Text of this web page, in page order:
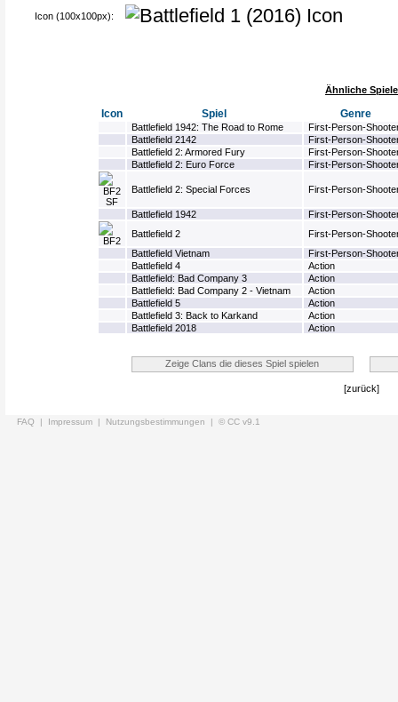
Icon (100x100px):
Ähnliche Spiele
Icon Spiel Genre
Battlefield 1942: The Road to Rome
First-Person-
Battlefield 2142
First-Person-
Battlefield 2: Armored Fury
First-Person-
Battlefield 2: Euro Force
First-Person-
Battlefield 2: Special Forces First-Person-
Battlefield 1942
First-Person-
Battlefield 2
First-Person-
Battlefield Vietnam
First-Person-
Battlefield 4
Action
Battlefield: Bad Company 3
Action
Battlefield: Bad Company 2 - Vietnam
Action
Battlefield 5
Action
Battlefield 3: Back to Karkand
Action
Battlefield 2018
Action
[zurück]
FAQ | Impressum | Nutzungsbestimmungen | © CC v9.1